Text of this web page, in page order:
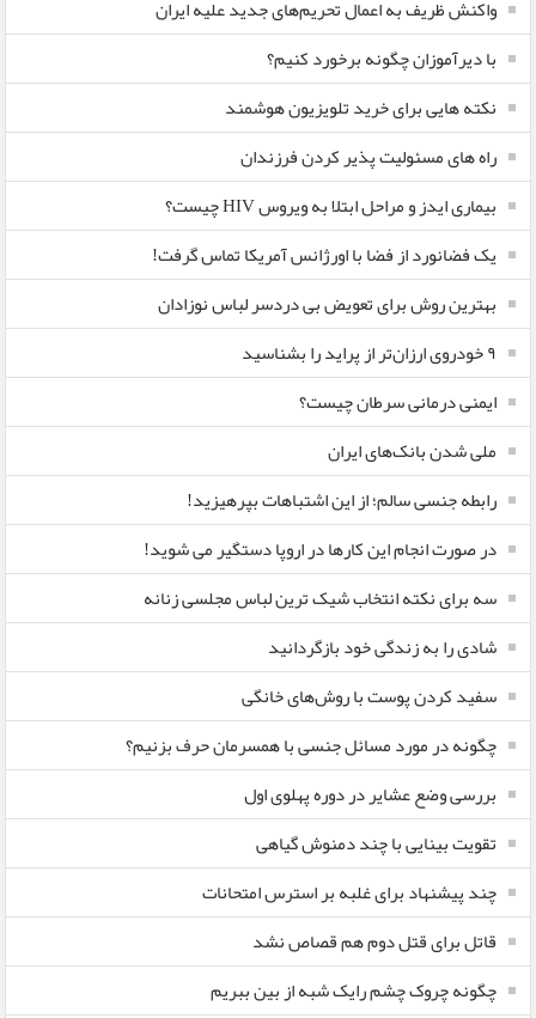
واکنش ظریف به اعمال تحریم‌های جدید علیه ایران
با دیرآموزان چگونه برخورد کنیم؟
نکته هایی برای خرید تلویزیون هوشمند
راه های مسئولیت پذیر کردن فرزندان
بیماری ایدز و مراحل ابتلا به ویروس HIV چیست؟
یک فضانورد از فضا با اورژانس آمریکا تماس گرفت!
بهترین روش برای تعویض بی دردسر لباس نوزادان
٩ خودروی ارزان‌تر از پراید را بشناسید
ایمنی درمانی سرطان چیست؟
ملی شدن بانک‌های ایران
رابطه جنسی سالم؛ از این اشتباهات بپرهیزید!
در صورت انجام این کارها در اروپا دستگیر می شوید!
سه برای نکته انتخاب شیک ترین لباس مجلسی زنانه
شادی را به زندگی خود بازگردانید
سفید کردن پوست با روش‌های خانگی
چگونه در مورد مسائل جنسی با همسرمان حرف بزنیم؟
بررسی وضع عشایر در دوره پهلوی اول
تقویت بینایی با چند دمنوش گیاهی
چند پیشنهاد برای غلبه بر استرس امتحانات
قاتل برای قتل دوم هم قصاص نشد
چگونه چروک چشم رایک شبه از بین ببریم